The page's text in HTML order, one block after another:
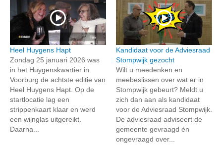
Heel Huygens Hapt
Zondag 25 januari 2026 was
in het Huygenskwartier in
Voorburg de achtste editie van
Heel Huygens Hapt. Op de
startlocatie lag een
strippenkaart klaar en werd
een wijnglas uitgereikt.
Daarna...
Kandidaat voor de Adviesraad
Stompwijk gezocht
Wilt u meedenken en
meebeslissen over wat er in
Stompwijk gebeurt? Meldt u
zich dan aan als kandidaat
voor de Adviesraad Stompwijk.
De adviesraad adviseert de
gemeente gevraagd én
ongevraagd over...